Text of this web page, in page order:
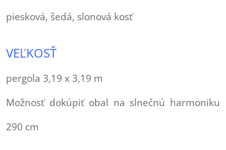
piesková, šedá, slonová kosť
VEĽKOSŤ
pergola 3,19 x 3,19 m
Možnosť dokúpiť obal na slnečnú harmoniku
290 cm